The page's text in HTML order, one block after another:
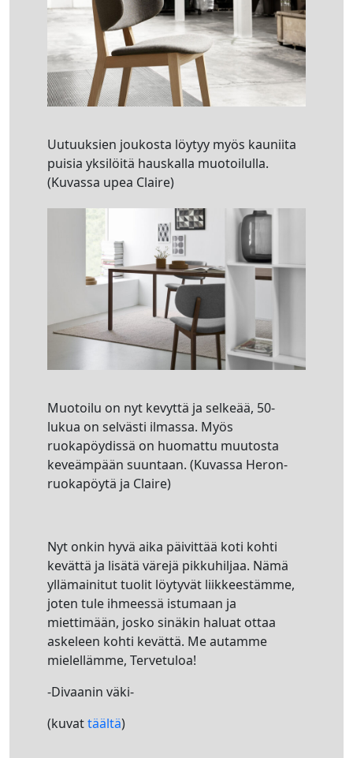
Uutuuksien joukosta löytyy myös kauniita
puisia yksilöitä hauskalla muotoilulla.
(Kuvassa upea Claire)
Muotoilu on nyt kevyttä ja selkeää, 50-
lukua on selvästi ilmassa. Myös
ruokapöydissä on huomattu muutosta
keveämpään suuntaan. (Kuvassa Heron-
ruokapöytä ja Claire)
Nyt onkin hyvä aika päivittää koti kohti
kevättä ja lisätä värejä pikkuhiljaa. Nämä
yllämainitut tuolit löytyvät liikkeestämme,
joten tule ihmeessä istumaan ja
miettimään, josko sinäkin haluat ottaa
askeleen kohti kevättä. Me autamme
mielellämme, Tervetuloa!
-Divaanin väki-
(kuvattäältä)